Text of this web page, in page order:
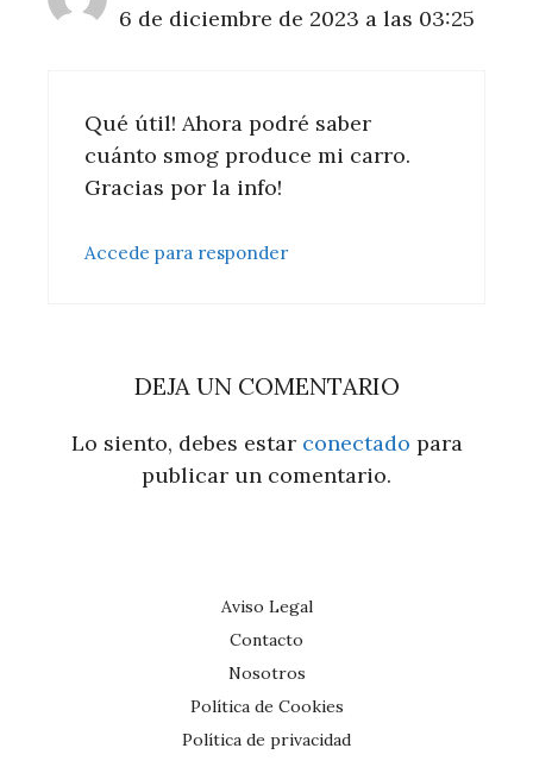
6 de diciembre de 2023 a las 03:25
Qué útil! Ahora podré saber
cuánto smog produce mi carro.
Gracias por la info!
Accede para responder
DEJA UN COMENTARIO
Lo siento, debes estar conectado para
publicar un comentario.
Aviso Legal
Contacto
Nosotros
Política de Cookies
Política de privacidad